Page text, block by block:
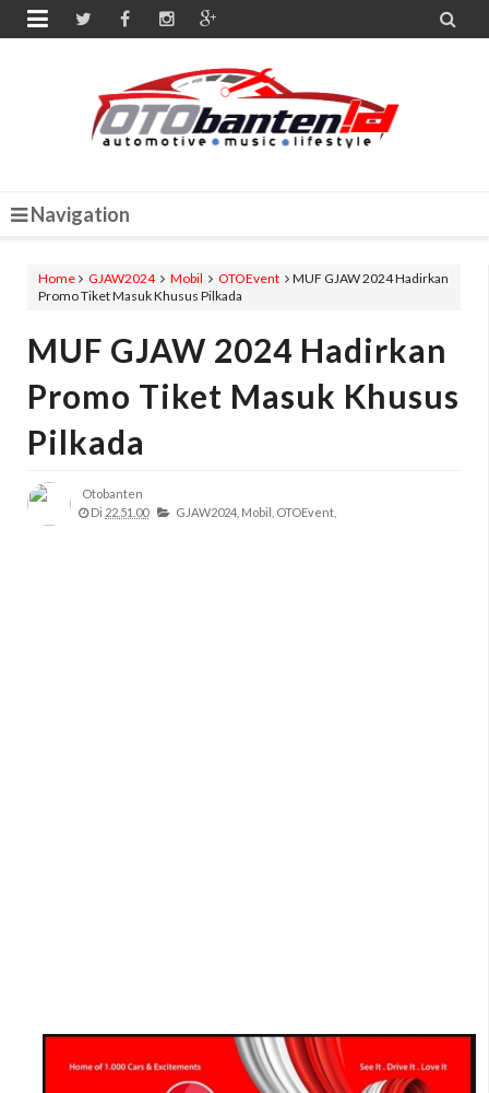
 
Navigation
Home GJAW2024 Mobil OTOEvent
MUF GJAW 2024 Hadirkan
Promo Tiket Masuk Khusus Pilkada
MUF GJAW 2024 Hadirkan
Promo Tiket Masuk Khusus
Pilkada
Otobanten
Di 22.51.00 GJAW2024, Mobil, OTOEvent,